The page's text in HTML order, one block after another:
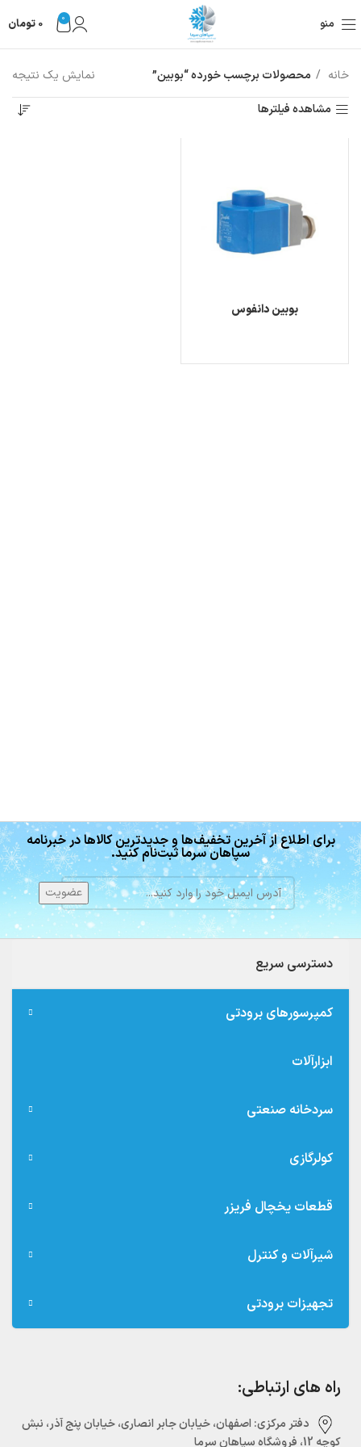
منو 0
0 تومان
خانه محصولات برچسب خورده “بوبین”
نمایش یک نتیجه
مشاهده فیلترها
بوبین دانفوس
برای اطلاع از آخرین تخفیف‌ها و جدیدترین کالاها در خبرنامه
سپاهان سرما ثبت‌نام کنید.
دسترسی سریع
کمپرسورهای برودتی
ابزارآلات
سردخانه صنعتی
کولرگازی
قطعات یخچال فریزر
شیرآلات و کنترل
تجهیزات برودتی
راه های ارتباطی:
دفتر مرکزی:‌ اصفهان، خیابان جابر انصاری، خیابان پنج آذر، نبش
کوچه 12، فروشگاه سپاهان سرما